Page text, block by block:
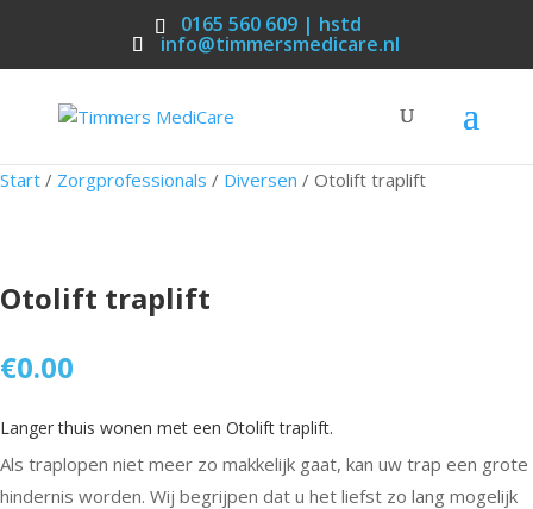
0165 560 609 | hstd
info@timmersmedicare.nl
Start / Zorgprofessionals / Diversen / Otolift traplift
Otolift traplift
€0.00
Langer thuis wonen met een Otolift traplift.
Als traplopen niet meer zo makkelijk gaat, kan uw trap een grote
hindernis worden. Wij begrijpen dat u het liefst zo lang mogelijk